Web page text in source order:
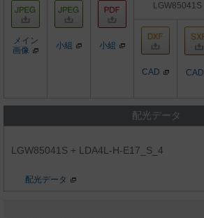
メイン
画像
小組 小組
LGW85041S
CAD CAD
配光データ
LGW85041S + LDA4L-H-E17_S_4
配光データ